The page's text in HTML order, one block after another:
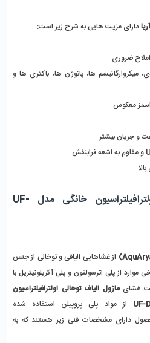
دارای مزیت هایی به شرح زیر است:
ضروری
اسمز معکوس
و جریان بیشتر
مشخصات فنی ماژول اولترافیلتراسیون خانگی مدل UF-
غشای